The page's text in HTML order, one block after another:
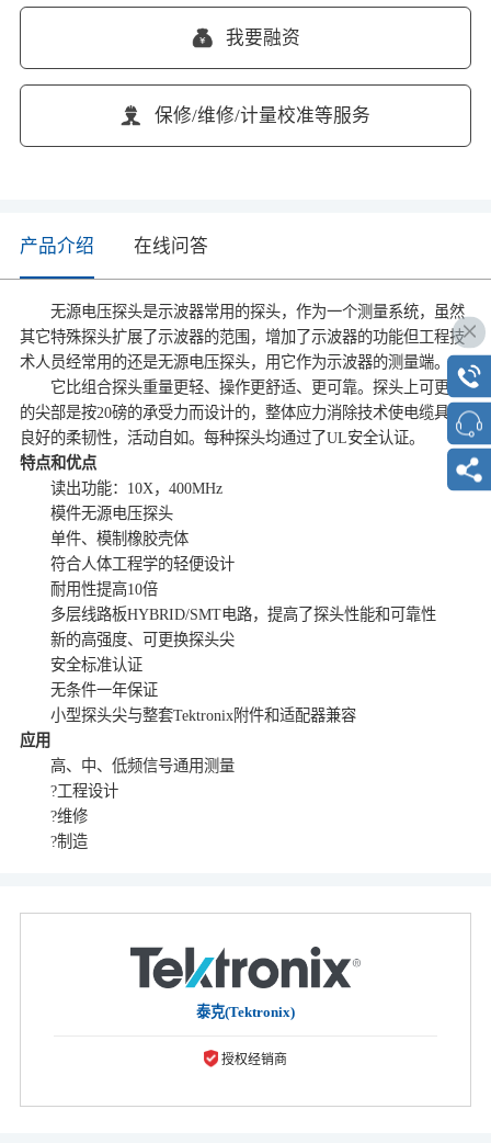
我要融资
保修/维修/计量校准等服务
产品介绍 在线问答
无源电压探头是示波器常用的探头，作为一个测量系统，虽然
其它特殊探头扩展了示波器的范围，增加了示波器的功能但工程技
术人员经常用的还是无源电压探头，用它作为示波器的测量端。
它比组合探头重量更轻、操作更舒适、更可靠。探头上可更换
的尖部是按20磅的承受力而设计的，整体应力消除技术使电缆具有
良好的柔韧性，活动自如。每种探头均通过了UL安全认证。
特点和优点
读出功能：10X，400MHz
模件无源电压探头
单件、模制橡胶壳体
符合人体工程学的轻便设计
耐用性提高10倍
多层线路板HYBRID/SMT电路，提高了探头性能和可靠性
新的高强度、可更换探头尖
安全标准认证
无条件一年保证
小型探头尖与整套Tektronix附件和适配器兼容
应用
高、中、低频信号通用测量
?工程设计
?维修
?制造
泰克(Tektronix)
授权经销商